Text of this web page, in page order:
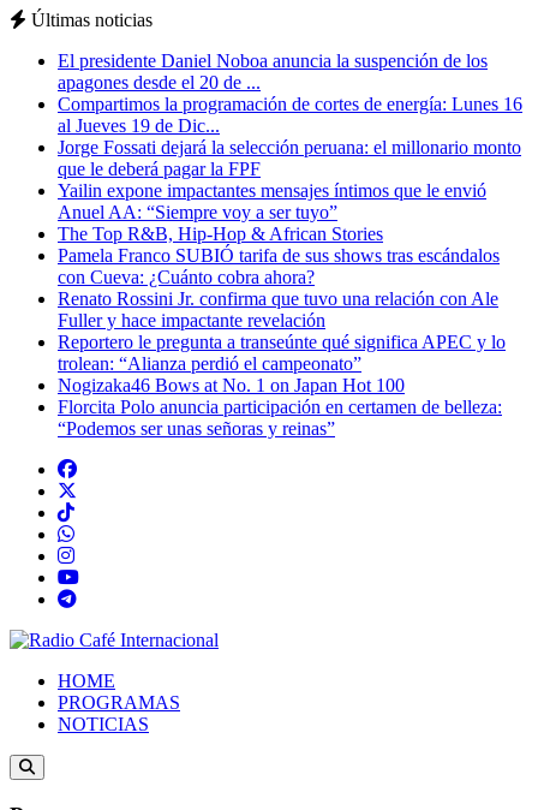
Últimas noticias
El presidente Daniel Noboa anuncia la suspención de los
apagones desde el 20 de ...
Compartimos la programación de cortes de energía: Lunes 16
al Jueves 19 de Dic...
Jorge Fossati dejará la selección peruana: el millonario monto
que le deberá pagar la FPF
Yailin expone impactantes mensajes íntimos que le envió
Anuel AA: “Siempre voy a ser tuyo”
The Top R&B, Hip-Hop & African Stories
Pamela Franco SUBIÓ tarifa de sus shows tras escándalos
con Cueva: ¿Cuánto cobra ahora?
Renato Rossini Jr. confirma que tuvo una relación con Ale
Fuller y hace impactante revelación
Reportero le pregunta a transeúnte qué significa APEC y lo
trolean: “Alianza perdió el campeonato”
Nogizaka46 Bows at No. 1 on Japan Hot 100
Florcita Polo anuncia participación en certamen de belleza:
“Podemos ser unas señoras y reinas”
HOME
PROGRAMAS
NOTICIAS